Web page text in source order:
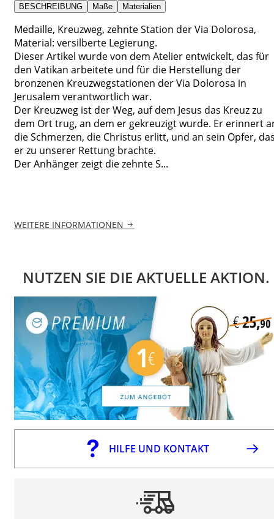
BESCHREIBUNG Maße Materialien
Medaille, Kreuzweg, zehnte Station der Via Dolorosa,
Material: versilberte Legierung.
Dieser Artikel wurde von dem Atelier entwickelt, das für
den Vatikan arbeitete und für die Herstellung der
bronzenen Kreuzwegstationen der Via Dolorosa in
Jerusalem verantwortlich war.
Der Kreuzweg ist der Weg, auf dem Jesus das Kreuz zu
dem Ort trug, an dem er gekreuzigt wurde. Er erinnert
die Schmerzen, die Christus erlitt, und an sein Opfer,
er zu unserer Rettung brachte.
Der Anhänger zeigt die zehnte S...
WEITERE INFORMATIONEN
NUTZEN SIE DIE AKTUELLE AKTION.
HILFE UND KONTAKT